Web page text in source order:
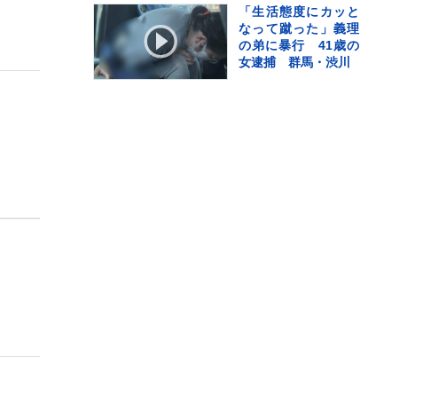
「生活態度にカッと
なって蹴った」義理
の弟に暴行 41歳の
女逮捕 群馬・渋川